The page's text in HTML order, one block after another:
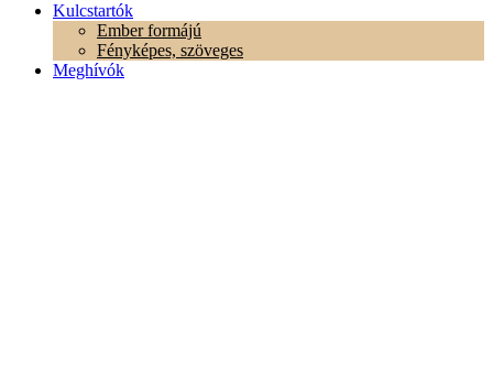
Kulcstartók
Ember formájú
Fényképes, szöveges
Meghívók